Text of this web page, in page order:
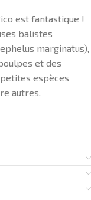
est fantastique !
balistes
marginatus),
et des
espèces
autres.